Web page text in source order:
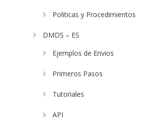
Politicas y Procedimientos
DMDS – ES
Ejemplos de Envios
Primeros Pasos
Tutoriales
API